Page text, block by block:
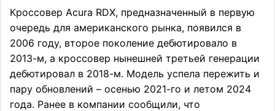
Кроссовер Acura RDX, предназначенный в первую
очередь для американского рынка, появился в
2006 году, второе поколение дебютировало в
2013-м, а кроссовер нынешней третьей генерации
дебютировал в 2018-м. Модель успела пережить и
пару обновлений – осенью 2021-го и летом 2024
года. Ранее в компании сообщили, что